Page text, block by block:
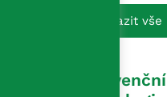
Zobrazit vše
Intervenční